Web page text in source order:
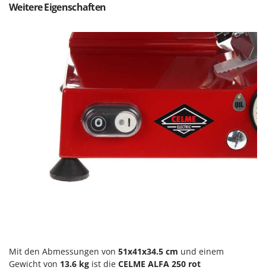
MCH
Mockmill
More than chef
Mowox
MTD
Novatec
Weitere Eigenschaften
Mit den Abmessungen von 51x41x34.5 cm und einem
Gewicht von 13.6 kg ist die CELME ALFA 250 rot